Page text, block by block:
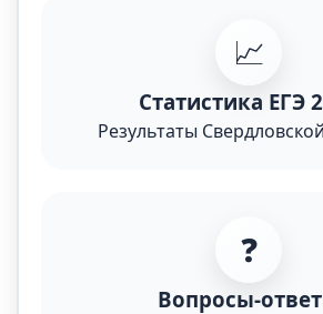
📈
Статистика ЕГЭ
Результаты
❓
Вопросы-